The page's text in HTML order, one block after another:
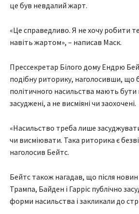
це був невдалий жарт.
«Це справедливо. Я не хочу робити
навіть жартом», – написав Маск.
Прессекретар Білого дому Ендрю
подібну риторику, наголосивши, що
політичного насильства мають бути
засуджені, а не висміяні чи заохочені.
«Насильство треба лише
чи висміювати. Така риторика є
наголосив Бейтс.
Бейтс також нагадав, що після
Трампа, Байден і Гарріс публічно
форми насильства і закликали до